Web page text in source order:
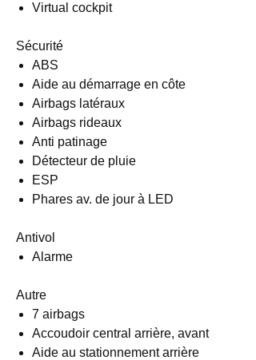
Virtual cockpit
Sécurité
ABS
Aide au démarrage en côte
Airbags latéraux
Airbags rideaux
Anti patinage
Détecteur de pluie
ESP
Phares av. de jour à LED
Antivol
Alarme
Autre
7 airbags
Accoudoir central arrière, avant
Aide au stationnement arrière